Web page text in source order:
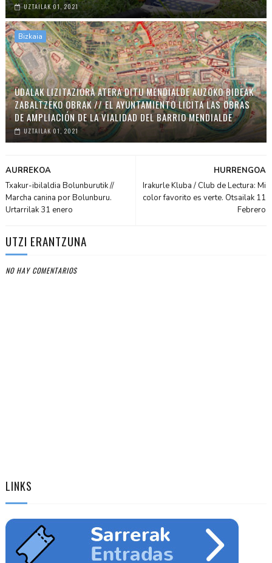
UZTAILAK 01, 2021
Bizkaia
UDALAK LIZITAZIORA ATERA DITU MENDIALDE AUZOKO BIDEAK
ZABALTZEKO OBRAK // EL AYUNTAMIENTO LICITA LAS OBRAS
DE AMPLIACIÓN DE LA VIALIDAD DEL BARRIO MENDIALDE
UZTAILAK 01, 2021
HURRENGOA
Irakurle Kluba / Club de Lectura: Mi
color favorito es verte. Otsailak 11
Febrero
AURREKOA
Txakur-ibilaldia Bolunburutik //
Marcha canina por Bolunburu.
Urtarrilak 31 enero
UTZI ERANTZUNA
NO HAY COMENTARIOS
LINKS